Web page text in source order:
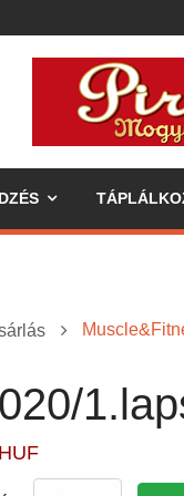
a váll
annak fogyasztásával